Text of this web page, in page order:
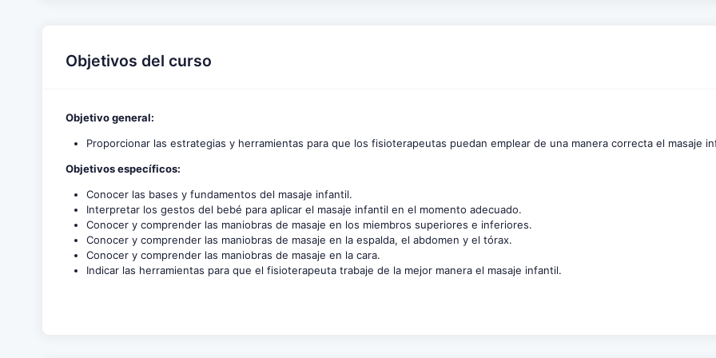
Objetivos del curso
Objetivo general:
Proporcionar las estrategias y herramientas para que los fisioterapeutas puedan emplear de una manera correcta el masaje
Objetivos específicos:
Conocer las bases y fundamentos del masaje infantil.
Interpretar los gestos del bebé para aplicar el masaje infantil en el momento adecuado.
Conocer y comprender las maniobras de masaje en los miembros superiores e inferiores.
Conocer y comprender las maniobras de masaje en la espalda, el abdomen y el tórax.
Conocer y comprender las maniobras de masaje en la cara.
Indicar las herramientas para que el fisioterapeuta trabaje de la mejor manera el masaje infantil.